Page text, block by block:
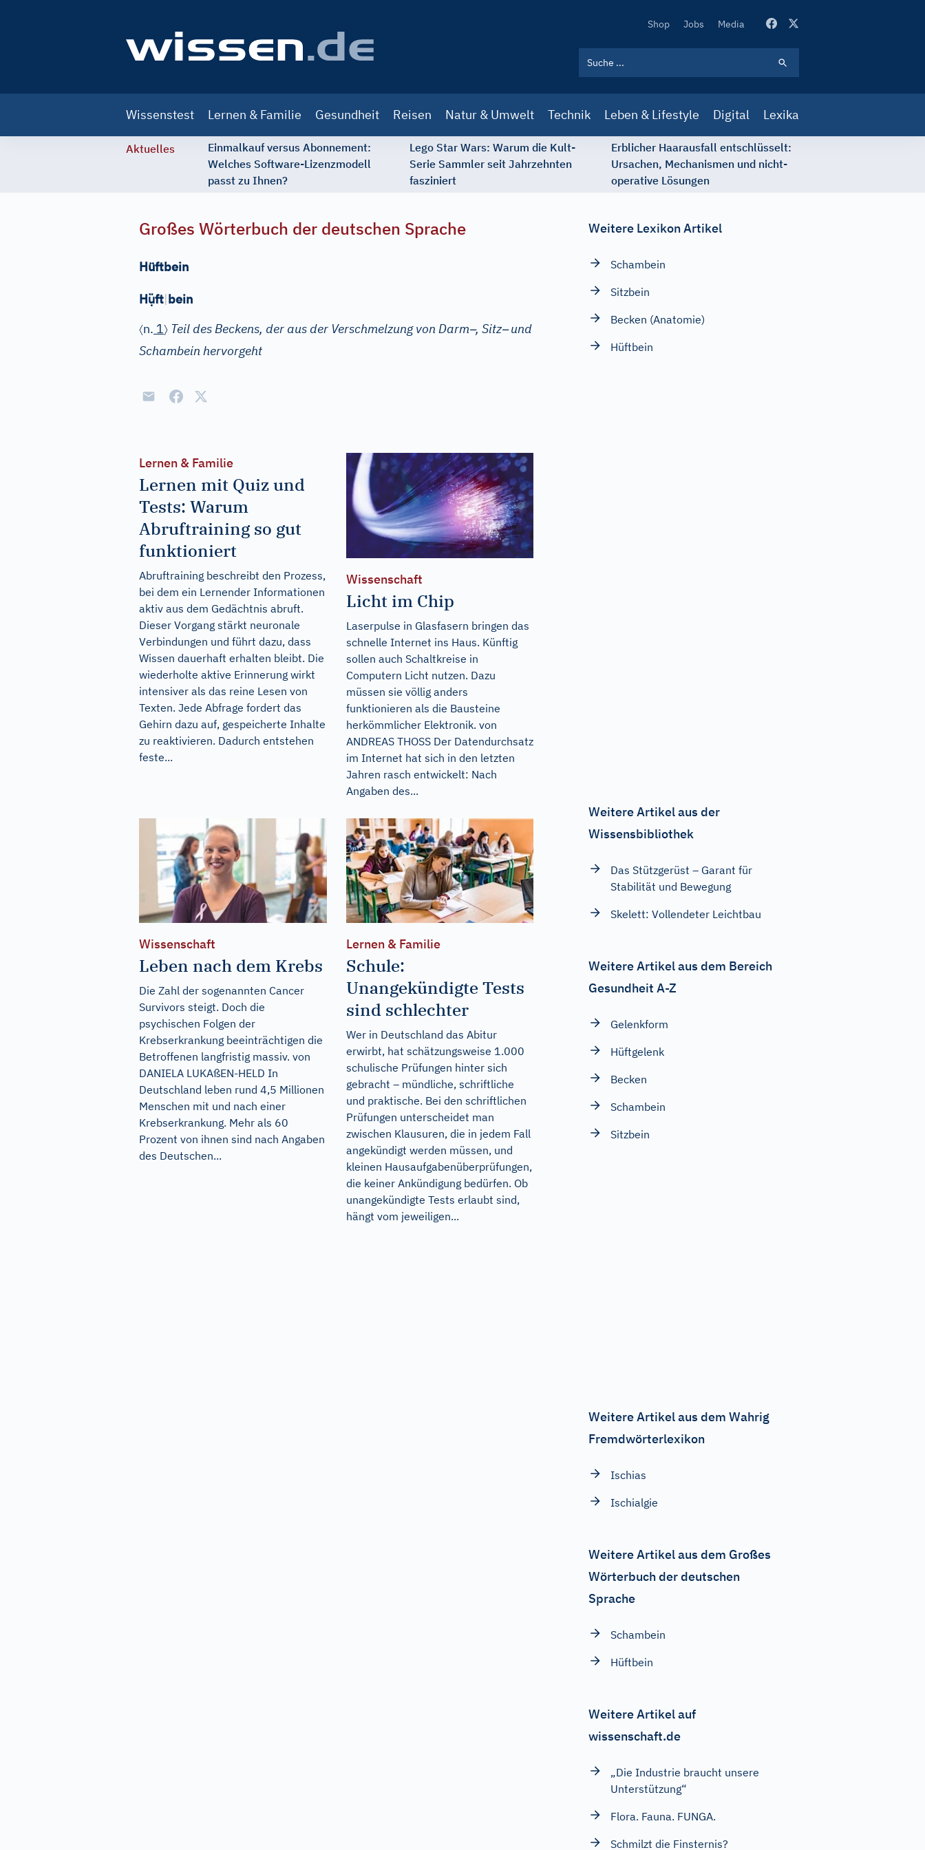
Secondary
Shop Jobs Media
navigation
Wissenstest Lernen & Familie Gesundheit Reisen Natur & Umwelt Technik Leben & Lifestyle Digital Lexika
Aktuelles
Einmalkauf versus Abonnement:
Welches Software-Lizenzmodell
passt zu Ihnen?
Lego Star Wars: Warum die Kult-
Serie Sammler seit Jahrzehnten
fasziniert
Erblicher Haarausfall entschlüsselt:
Ursachen, Mechanismen und nicht-
operative Lösungen
Großes Wörterbuch der deutschen Sprache
Hüftbein
Hụ̈ft|bein
〈n. 1〉 Teil des Beckens, der aus der Verschmelzung von Darm–, Sitz–und
Schambein hervorgeht
Lernen & Familie
Lernen mit Quiz und
Tests: Warum
Abruftraining so gut
funktioniert
Abruftraining beschreibt den Prozess,
bei dem ein Lernender Informationen
aktiv aus dem Gedächtnis abruft.
Dieser Vorgang stärkt neuronale
Verbindungen und führt dazu, dass
Wissen dauerhaft erhalten bleibt. Die
wiederholte aktive Erinnerung wirkt
intensiver als das reine Lesen von
Texten. Jede Abfrage fordert das
Gehirn dazu auf, gespeicherte Inhalte
zu reaktivieren. Dadurch entstehen
feste...
Wissenschaft
Licht im Chip
Laserpulse in Glasfasern bringen das
schnelle Internet ins Haus. Künftig
sollen auch Schaltkreise in
Computern Licht nutzen. Dazu
müssen sie völlig anders
funktionieren als die Bausteine
herkömmlicher Elektronik. von
ANDREAS THOSS Der Datendurchsatz
im Internet hat sich in den letzten
Jahren rasch entwickelt: Nach
Angaben des...
Wissenschaft
Leben nach dem Krebs
Die Zahl der sogenannten Cancer
Survivors steigt. Doch die
psychischen Folgen der
Krebserkrankung beeinträchtigen die
Betroffenen langfristig massiv. von
DANIELA LUKAßEN-HELD In
Deutschland leben rund 4,5 Millionen
Menschen mit und nach einer
Krebserkrankung. Mehr als 60
Prozent von ihnen sind nach Angaben
des Deutschen...
Lernen & Familie
Schule:
Unangekündigte Tests
sind schlechter
Wer in Deutschland das Abitur
erwirbt, hat schätzungsweise 1.000
schulische Prüfungen hinter sich
gebracht – mündliche, schriftliche
und praktische. Bei den schriftlichen
Prüfungen unterscheidet man
zwischen Klausuren, die in jedem Fall
angekündigt werden müssen, und
kleinen Hausaufgabenüberprüfungen,
die keiner Ankündigung bedürfen. Ob
unangekündigte Tests erlaubt sind,
hängt vom jeweiligen...
Weitere Lexikon Artikel
Schambein
Sitzbein
Becken (Anatomie)
Hüftbein
Weitere Artikel aus der
Wissensbibliothek
Das Stützgerüst – Garant für
Stabilität und Bewegung
Skelett: Vollendeter Leichtbau
Weitere Artikel aus dem Bereich
Gesundheit A-Z
Gelenkform
Hüftgelenk
Becken
Schambein
Sitzbein
Weitere Artikel aus dem Wahrig
Fremdwörterlexikon
Ischias
Ischialgie
Weitere Artikel aus dem Großes
Wörterbuch der deutschen
Sprache
Schambein
Hüftbein
Weitere Artikel auf
wissenschaft.de
„Die Industrie braucht unsere
Unterstützung“
Flora. Fauna. FUNGA.
Schmilzt die Finsternis?